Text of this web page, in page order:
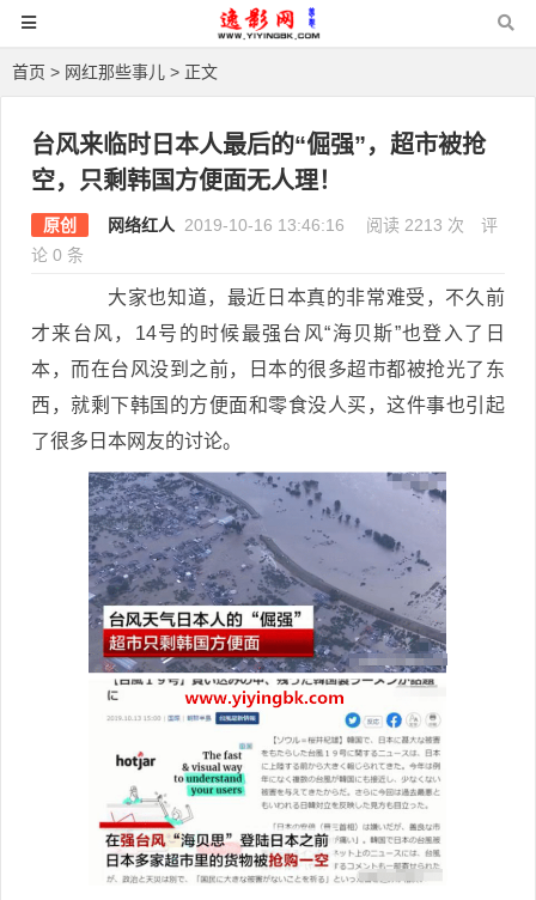
首页 > 网红那些事儿 > 正文
台风来临时日本人最后的“倔强”，超市被抢
空，只剩韩国方便面无人理！
原创 网络红人 2019-10-16 13:46:16 阅读 2213 次
评
论 0 条
大家也知道，最近日本真的非常难受，不久前
才来台风，14号的时候最强台风“海贝斯”也登入了日
本，而在台风没到之前，日本的很多超市都被抢光了东
西，就剩下韩国的方便面和零食没人买，这件事也引起
了很多日本网友的讨论。